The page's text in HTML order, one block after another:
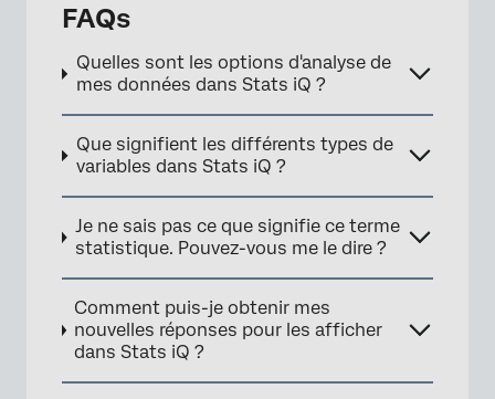
×
FAQs
Quelles sont les options d'analyse de
mes données dans Stats iQ ?
Que signifient les différents types de
variables dans Stats iQ ?
Je ne sais pas ce que signifie ce terme
statistique. Pouvez-vous me le dire ?
Comment puis-je obtenir mes
nouvelles réponses pour les afficher
dans Stats iQ ?